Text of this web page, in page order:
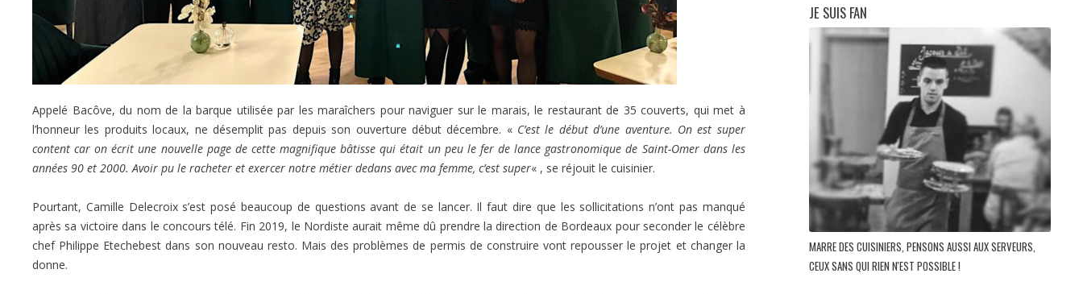
Appelé Bacôve, du nom de la barque utilisée par les maraîchers pour naviguer sur le marais, le restaurant de 35 couverts, qui met à
l’honneur les produits locaux, ne désemplit pas depuis son ouverture début décembre. « C’est le début d’une aventure. On est super
content car on écrit une nouvelle page de cette magnifique bâtisse qui était un peu le fer de lance gastronomique de Saint-Omer dans les
années 90 et 2000. Avoir pu le racheter et exercer notre métier dedans avec ma femme, c’est super« , se réjouit le cuisinier.
Pourtant, Camille Delecroix s’est posé beaucoup de questions avant de se lancer. Il faut dire que les sollicitations n’ont pas manqué
après sa victoire dans le concours télé. Fin 2019, le Nordiste aurait même dû prendre la direction de Bordeaux pour seconder le célèbre
chef Philippe Etechebest dans son nouveau resto. Mais des problèmes de permis de construire vont repousser le projet et changer la
donne.
JE SUIS FAN
MARRE DES CUISINIERS, PENSONS AUSSI AUX SERVEURS,
CEUX SANS QUI RIEN N'EST POSSIBLE !